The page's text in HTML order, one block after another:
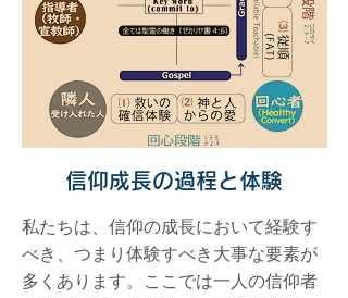
信仰成長の過程と体験
私たちは、信仰の成長において経験す
べき、つまり体験すべき大事な要素が
多くあります。ここでは一人の信仰者